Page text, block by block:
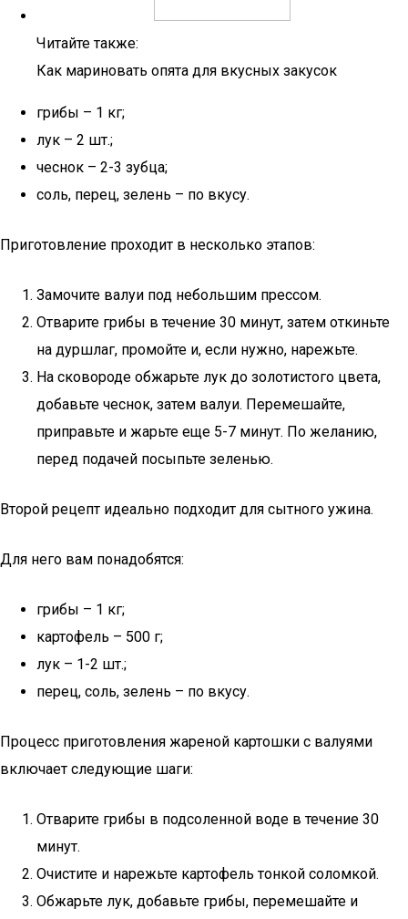
Читайте также:
Как мариновать опята для вкусных закусок
грибы – 1 кг;
лук – 2 шт.;
чеснок – 2-3 зубца;
соль, перец, зелень – по вкусу.
Приготовление проходит в несколько этапов:
Замочите валуи под небольшим прессом.
Отварите грибы в течение 30 минут, затем откиньте
на дуршлаг, промойте и, если нужно, нарежьте.
На сковороде обжарьте лук до золотистого цвета,
добавьте чеснок, затем валуи. Перемешайте,
приправьте и жарьте еще 5-7 минут. По желанию,
перед подачей посыпьте зеленью.
Второй рецепт идеально подходит для сытного ужина.
Для него вам понадобятся:
грибы – 1 кг;
картофель – 500 г;
лук – 1-2 шт.;
перец, соль, зелень – по вкусу.
Процесс приготовления жареной картошки с валуями
включает следующие шаги:
Отварите грибы в подсоленной воде в течение 30
минут.
Очистите и нарежьте картофель тонкой соломкой.
Обжарьте лук, добавьте грибы, перемешайте и